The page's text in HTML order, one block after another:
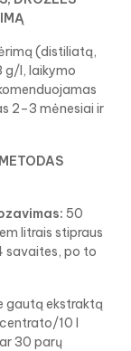
(distiliatą,
g/l, laikymo
2–3 mėnesiai ir
50
litrais stipraus
savaites, po to
gautą ekstraktą
10 l
30 parų